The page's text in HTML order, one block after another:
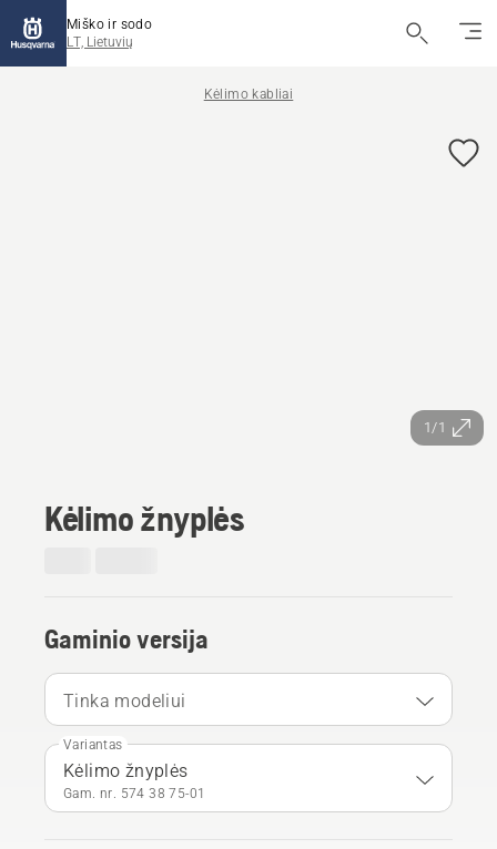
Miško ir sodo
LT, Lietuvių
Kėlimo kabliai
1/1
Kėlimo žnyplės
Gaminio versija
Tinka modeliui
Variantas
Kėlimo žnyplės
Gam. nr. 574 38 75‑01